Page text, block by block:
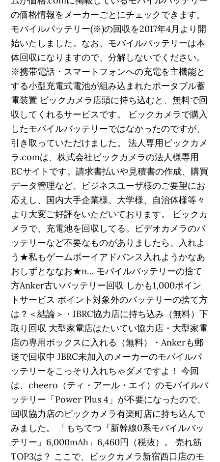
の価格情報をメーカーごとにチェックできます。
モバイルバッテリー(※)の回収を2017年4月より開
始いたしました。なお、モバイルバッテリーは本
体回収になりますので、分解しないでください。
※携帯電話・スマートフォンへの充電を主機能と
する小型充電式電池が組み込まれたポータブル蓄
電装置 ビックカメラ店頭に持ち込むと、無料で回
収してくれるサービスです。 ビックカメラで購入
したモバイルバッテリーではなかったのですが、
引き取っていただけました。 法人専用ビックカメ
ラ.comは、株式会社ビックカメラの法人様専用
ECサイトです。請求書払いや見積書の作成、購買
データ管理など、ビジネスユーザ様のご要望にお
応えし、国内大手企業様、大学様、自治体様等々
より大変ご好評をいただいております。 ビックカ
メラで、充電池を回収してる。ビデオカメラのバ
ッテリーなど不要なものがありましたら、入れよ
う★私もゲームボーイアドバンス入れようかなあ
おしずとななお★n… モバイルバッテリーの捨て
方Anker古いバッテリー回収 しかも1,000ポイン
トサービス ポイント対象外のバッテリーの捨て方
は？＜結論＞・JBRC協力店に持ち込み（無料）下
取り回収 大型家電店はたいてい協力店・大型家電
店の専用ボックスに入れる（無料）・Ankerも郵
送で回収中 JBRC未加入のメーカーのモバイルバ
ッテリーをこっそり入れちゃダメですよ！ 今回
は、cheero（ティ・アール・エイ）のモバイルバ
ッテリー「Power Plus 4」が不要になったので、
回収協力店のビックカメラ有楽町店に持ち込んで
みました。 「もちてつ『新幹線0系モバイルバッ
テリー』6,000mAh」6,460円（税抜）。 売れ筋
TOP3は？ ここで、ビックカメラ新宿西口店のモ